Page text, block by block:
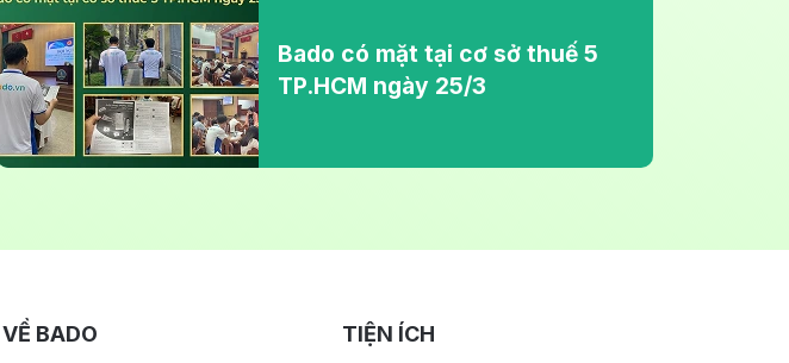
Bado có mặt tại cơ sở thuế 5
TP.HCM ngày 25/3
VỀ BADO TIỆN ÍCH